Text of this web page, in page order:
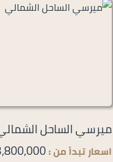
ميرسي الساحل
اسعار تبدأ من : 3,800,000